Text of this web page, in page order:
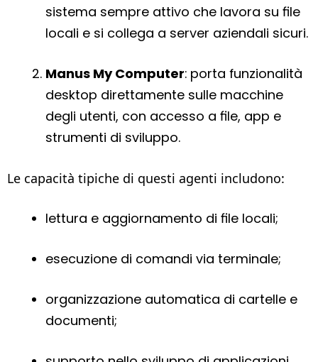
sistema sempre attivo che lavora su file
locali e si collega a server aziendali sicuri.
Manus My Computer: porta funzionalità
desktop direttamente sulle macchine
degli utenti, con accesso a file, app e
strumenti di sviluppo.
Le capacità tipiche di questi agenti includono:
lettura e aggiornamento di file locali;
esecuzione di comandi via terminale;
organizzazione automatica di cartelle e
documenti;